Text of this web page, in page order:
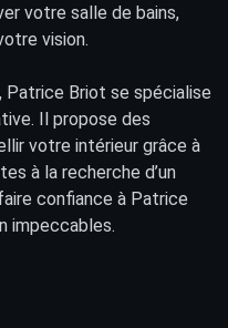
votre salle de bains,
vision.
Patrice Briot se spécialise
Il propose des
votre intérieur grâce à
à la recherche d’un
confiance à Patrice
impeccables.